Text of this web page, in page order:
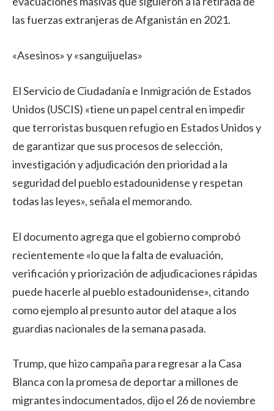
las fuerzas extranjeras de Afganistán en 2021.
«Asesinos» y «sanguijuelas»
El Servicio de Ciudadanía e Inmigración de Estados
Unidos (USCIS) «tiene un papel central en impedir
que terroristas busquen refugio en Estados Unidos y
de garantizar que sus procesos de selección,
investigación y adjudicación den prioridad a la
seguridad del pueblo estadounidense y respetan
todas las leyes», señala el memorando.
El documento agrega que el gobierno comprobó
recientemente «lo que la falta de evaluación,
verificación y priorización de adjudicaciones rápidas
puede hacerle al pueblo estadounidense», citando
como ejemplo al presunto autor del ataque a los
guardias nacionales de la semana pasada.
Trump, que hizo campaña para regresar a la Casa
Blanca con la promesa de deportar a millones de
migrantes indocumentados, dijo el 26 de noviembre